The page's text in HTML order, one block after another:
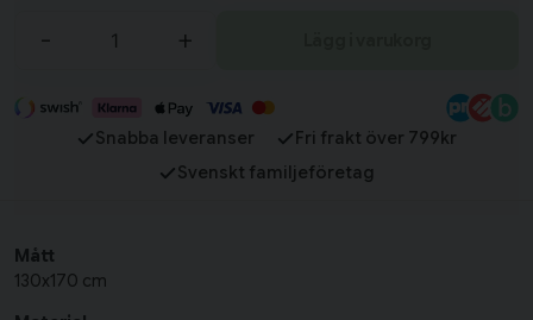
- +
Snabba leveranser
Fri frakt över 799kr
Svenskt familjeföretag
Mått
130x170 cm